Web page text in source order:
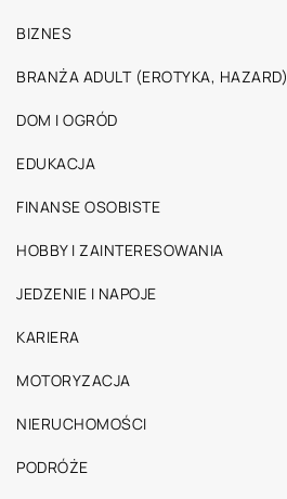
BIZNES
BRANŻA ADULT (EROTYKA, HAZARD)
DOM I OGRÓD
EDUKACJA
FINANSE OSOBISTE
HOBBY I ZAINTERESOWANIA
JEDZENIE I NAPOJE
KARIERA
MOTORYZACJA
NIERUCHOMOŚCI
PODRÓŻE